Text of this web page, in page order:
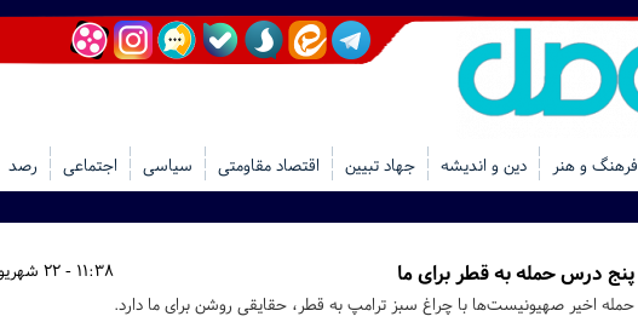
فرهنگ و هنر دین و اندیشه جهاد تبیین اقتصاد مقاومتی سیاسی اجتماعی رصد
11:38 - 22 شهریور 1404 پنج درس‌ حمله به قطر برای ما
حمله اخیر صهیونیست‌ها با چراغ سبز ترامپ به قطر، حقایقی روشن برای ما دارد.